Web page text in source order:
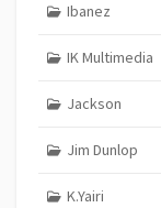
Ibanez
IK Multimedia
Jackson
Jim Dunlop
K.Yairi